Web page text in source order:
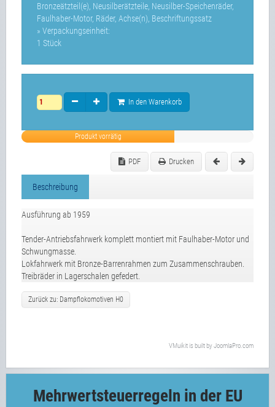
Bronzeätzteil(e), Neusilberätzteile, Neusilber-Speichenräder,
Faulhaber-Motor, Räder, Achse(n), Beschriftungssatz
» Verpackungseinheit:
1 Stück
In den Warenkorb
Produkt vorrätig
PDF Drucken
Beschreibung
Ausführung ab 1959
Tender-Antriebsfahrwerk komplett montiert mit Faulhaber-Motor und
Schwungmasse.
Lokfahrwerk mit Bronze-Barrenrahmen zum Zusammenschrauben.
Treibräder in Lagerschalen gefedert.
Zurück zu: Dampflokomotiven H0
VMuikit is built by JoomlaPro.com
Mehrwertsteuerregeln in der EU